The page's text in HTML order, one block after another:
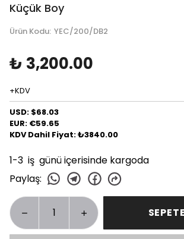
Küçük Boy
Ürün Kodu: YEC/200/DB2
₺ 3,200.00
+KDV
USD: $68.03
EUR: €59.65
KDV Dahil Fiyat: ₺3840.00
1-3 iş günü içerisinde kargoda
Paylaş: